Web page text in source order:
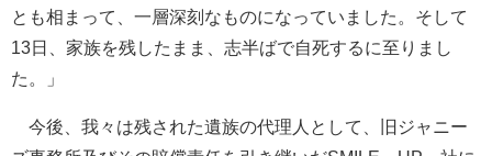
とも相まって、一層深刻なものになっていました。そして
13日、家族を残したまま、志半ばで自死するに至りまし
た。」
今後、我々は残された遺族の代理人として、旧ジャニー